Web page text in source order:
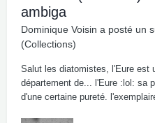
ambiga
Dominique Voisin a posté un
(Collections)
Salut les diatomistes, l'Eure est
département de... l'Eure :lol: sa
d'une certaine pureté.